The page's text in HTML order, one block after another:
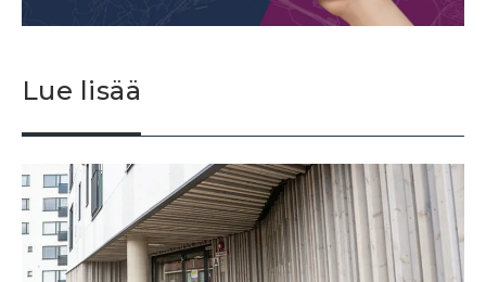
Lue lisää